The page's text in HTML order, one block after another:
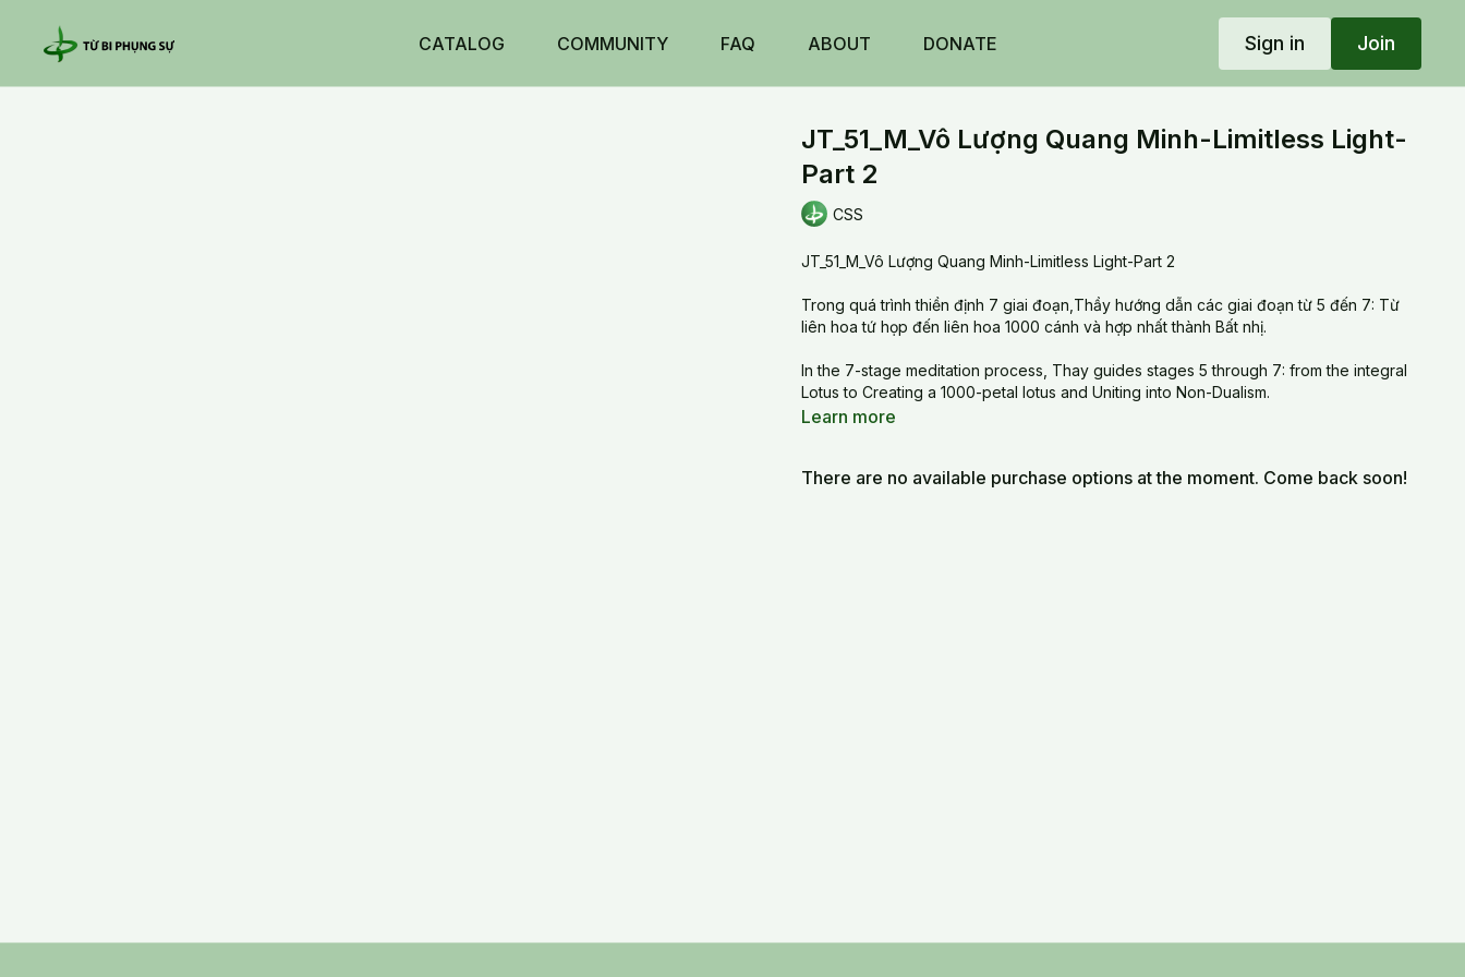
CATALOG COMMUNITY FAQ ABOUT DONATE Sign in Join
JT_51_M_Vô Lượng Quang Minh-Limitless Light-
Part 2
CSS
JT_51_M_Vô Lượng Quang Minh-Limitless Light-Part 2
Trong quá trình thiền định 7 giai đoạn,Thầy hướng dẫn các giai đoạn từ 5 đến 7: Từ
liên hoa tứ họp đến liên hoa 1000 cánh và hợp nhất thành Bất nhị.
In the 7-stage meditation process, Thay guides stages 5 through 7: from the integral
Lotus to Creating a 1000-petal lotus and Uniting into Non-Dualism.
Learn more
There are no available purchase options at the moment. Come back soon!